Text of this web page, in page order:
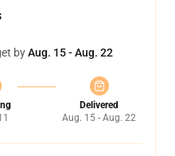
byAug. 15 - Aug. 22
Delivered
Aug. 15 - Aug. 22